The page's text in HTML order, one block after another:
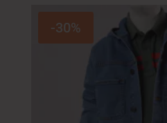
-30%